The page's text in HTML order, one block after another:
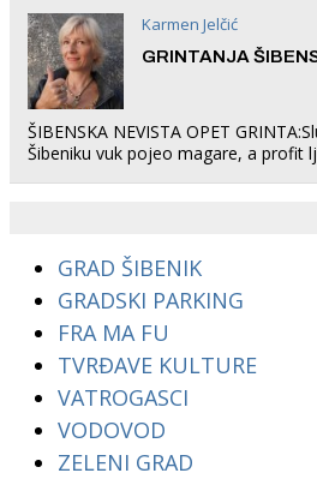
Karmen Jelčić
GRINTANJA
ŠIBENSKA NEVISTA OPET
Šibeniku vuk pojeo magare, a profit
GRAD ŠIBENIK
GRADSKI PARKING
FRA MA FU
TVRĐAVE KULTURE
VATROGASCI
VODOVOD
ZELENI GRAD